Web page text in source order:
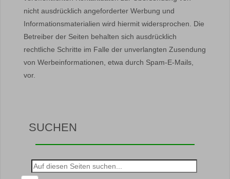
nicht ausdrücklich angeforderter Werbung und
Informationsmaterialien wird hiermit widersprochen. Die
Betreiber der Seiten behalten sich ausdrücklich
rechtliche Schritte im Falle der unverlangten Zusendung
von Werbeinformationen, etwa durch Spam-E-Mails,
vor.
SUCHEN
Suche
nach: